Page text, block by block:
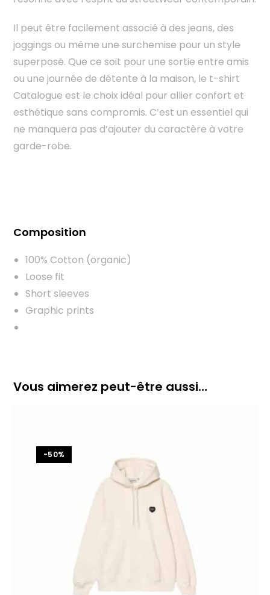
Il peut être facilement associé à des jeans, des
joggings ou même une surchemise pour un style
superposé. Que ce soit pour une sortie entre amis
ou une journée de détente à la maison, le t-shirt
Catalogue est le choix idéal pour allier confort et
esthétique sans compromis. C’est un essentiel qui
ne manquera pas d’ajouter du caractère à votre
garde-robe.
Composition
100% Cotton (organic)
Loose fit
Short sleeves
Graphic prints
Vous aimerez peut-être aussi…
-50%